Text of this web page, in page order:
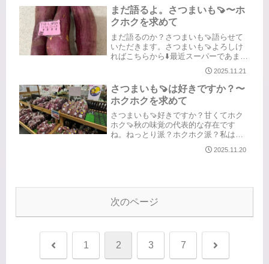
は主婦の城🏰特に私は家にいるの...
まだ語るよ。さつまいも🍠〜ホ
クホクを求めて
まだ語るのか？さつまいも🍠語らせて
いただきます。さつまいも🍠よろしけ
ればこちらから⬇️最近スーパーであまり
見かけないなぁ、となかなか手に入ら
なかった品種。「鳴門金時」昔ながら
の金時芋。探し続けた金時芋。見つけ
ました！頼まれて、母の分まで買い...
2025.11.21
さつまいも🍠は好きですか？〜
ホクホクを求めて
さつまいも🍠好きですか？甘くてホク
ホク🍠秋の味覚の代表的な存在です
ね。ねっとり派？ホクホク派？私は断
然‼️ホクホク派✨食べ方にも好みがあり
ますよね。焼き芋派？蒸かし芋派？大
2025.11.20
次のページ
前 1 2 3 7 次